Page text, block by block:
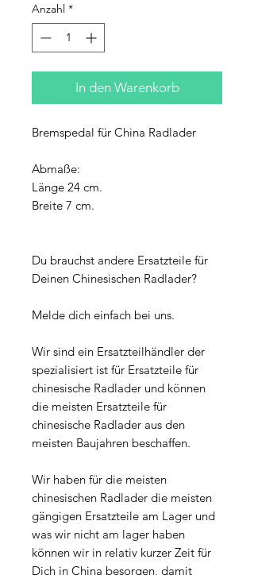
Anzahl *
In den Warenkorb
Bremspedal für China Radlader
Abmaße:
Länge 24 cm.
Breite 7 cm.
Du brauchst andere Ersatzteile für
Deinen Chinesischen Radlader?
Melde dich einfach bei uns.
Wir sind ein Ersatzteilhändler der
spezialisiert ist für Ersatzteile für
chinesische Radlader und können
die meisten Ersatzteile für
chinesische Radlader aus den
meisten Baujahren beschaffen.
Wir haben für die meisten
chinesischen Radlader die meisten
gängigen Ersatzteile am Lager und
was wir nicht am lager haben
können wir in relativ kurzer Zeit für
Dich in China besorgen, damit